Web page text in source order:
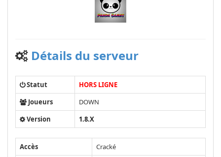
Détails du serveur
Statut
HORS LIGNE
Joueurs
DOWN
Version
1.8.X
Accès Cracké